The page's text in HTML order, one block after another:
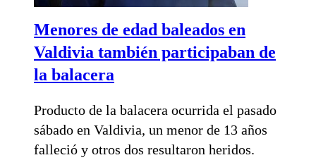
Menores de edad baleados en
Valdivia también participaban de
la balacera
Producto de la balacera ocurrida el pasado
sábado en Valdivia, un menor de 13 años
falleció y otros dos resultaron heridos.